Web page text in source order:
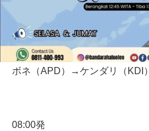
ボネ（APD）→ケンダリ（KDI）
08:00発